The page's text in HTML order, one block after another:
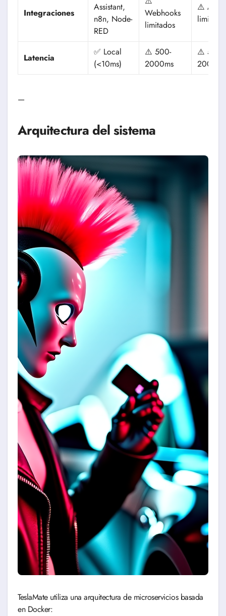
Integraciones
Assistant,
n8n, Node-
RED
Webhooks
limitados
⚠️ API
limitada
Latencia
✅ Local
(<10ms)
⚠️ 500-
2000ms
⚠️ 500-
2000ms
—
Arquitectura del sistema
TeslaMate utiliza una arquitectura de microservicios basada
en Docker: